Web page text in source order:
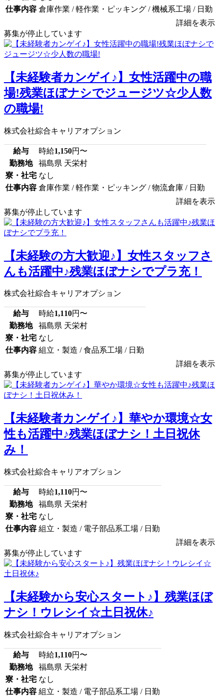
仕事内容 倉庫作業 / 軽作業・ピッキング / 機械系工場 / 日勤
詳細を表示
募集が停止しています
【未経験者カンゲイ♪】女性活躍中の職
場!残業ほぼナシでジュージツ☆少人数
の職場!
株式会社綜合キャリアオプション
給与 時給1,150円〜
勤務地
福島県 天栄村
寮・社宅 なし
仕事内容 倉庫作業 / 軽作業・ピッキング / 物流倉庫 / 日勤
詳細を表示
募集が停止しています
【未経験の方大歓迎♪】女性スタッフさ
んも活躍中♪残業ほぼナシでプラ充！
株式会社綜合キャリアオプション
給与 時給1,110円〜
勤務地
福島県 天栄村
寮・社宅 なし
仕事内容 組立・製造 / 食品系工場 / 日勤
詳細を表示
募集が停止しています
【未経験者カンゲイ♪】華やか環境☆女
性も活躍中♪残業ほぼナシ！土日祝休
み！
株式会社綜合キャリアオプション
給与 時給1,110円〜
勤務地
福島県 天栄村
寮・社宅 なし
仕事内容 組立・製造 / 電子部品系工場 / 日勤
詳細を表示
募集が停止しています
【未経験から安心スタート♪】残業ほぼ
ナシ！ウレシイ☆土日祝休♪
株式会社綜合キャリアオプション
給与 時給1,110円〜
勤務地
福島県 天栄村
寮・社宅 なし
仕事内容 組立・製造 / 電子部品系工場 / 日勤